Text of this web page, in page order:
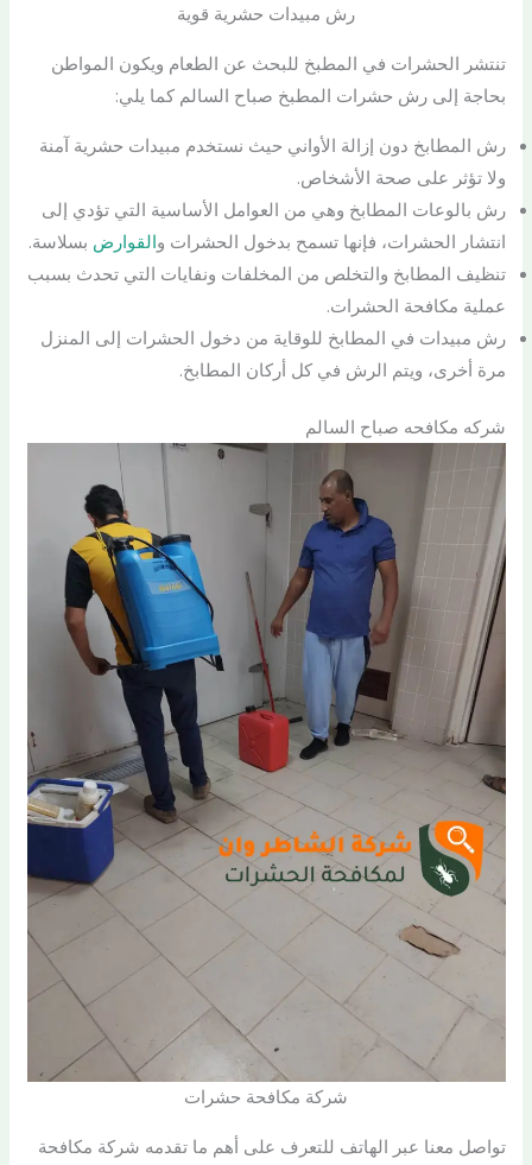
رش مبيدات حشرية قوية
تنتشر الحشرات في المطبخ للبحث عن الطعام ويكون المواطن
بحاجة إلى رش حشرات المطبخ صباح السالم كما يلي:
رش المطابخ دون إزالة الأواني حيث نستخدم مبيدات حشرية آمنة
ولا تؤثر على صحة الأشخاص.
رش بالوعات المطابخ وهي من العوامل الأساسية التي تؤدي إلى
انتشار الحشرات، فإنها تسمح بدخول الحشرات والقوارض بسلاسة.
تنظيف المطابخ والتخلص من المخلفات ونفايات التي تحدث بسبب
عملية مكافحة الحشرات.
رش مبيدات في المطابخ للوقاية من دخول الحشرات إلى المنزل
مرة أخرى، ويتم الرش في كل أركان المطابخ.
شركه مكافحه صباح السالم
شركة مكافحة حشرات
تواصل معنا عبر الهاتف للتعرف على أهم ما تقدمه شركة مكافحة